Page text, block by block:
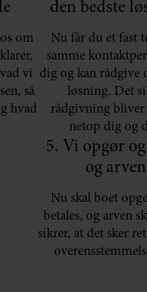
om
vi
så
hvad
den bedste
Nu får du et fast
samme
dig og kan rådgive
løsning. Det
rådgivning
netop dig og
5. Vi opgør
og
Nu skal boet
betales, og arven
sikrer, at det sker